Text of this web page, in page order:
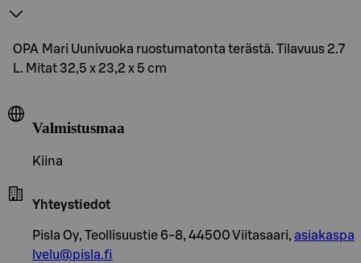
OPA Mari Uunivuoka ruostumatonta terästä. Tilavuus 2.7
L. Mitat 32,5 x 23,2 x 5 cm
Valmistusmaa
Kiina
Yhteystiedot
Pisla Oy, Teollisuustie 6-8, 44500 Viitasaari, asiakaspa
lvelu@pisla.fi